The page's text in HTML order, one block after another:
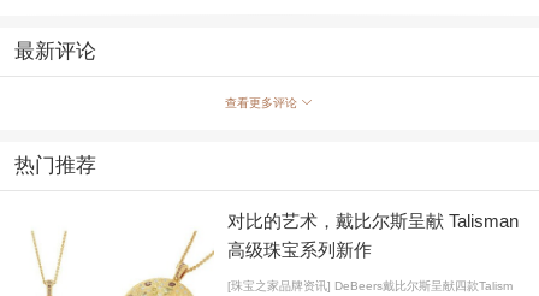
久别重逢的的情深意切。
翩。钻石的熠熠光芒，历来滋养着梵克雅宝的创意想
像。世家自1906年创立以来，始终遵循最严格的宝石甄
选标准，确保为每件作品倾注万丈光华。
最新评论
查看更多评论
热门推荐
对比的艺术，戴比尔斯呈献 Talisman
高级珠宝系列新作
[珠宝之家品牌资讯] DeBeers戴比尔斯呈献四款Talism